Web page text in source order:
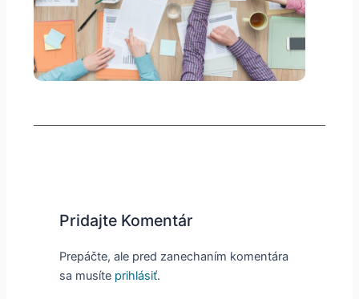
Pridajte Komentár
Prepáčte, ale pred zanechaním komentára
sa musíte prihlásiť.